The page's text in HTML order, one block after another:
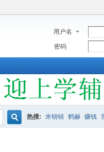
用户名
密码
热搜: 米销销 鹤赫 赚钱